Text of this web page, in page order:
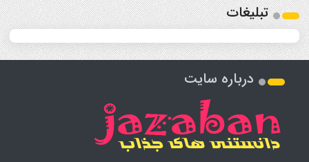
تبلیغات
درباره سایت